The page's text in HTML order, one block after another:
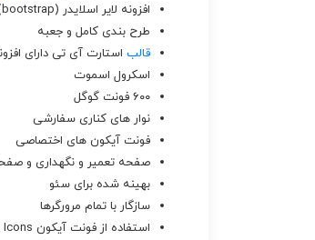
افزونه لایر اسلایدر LayerSlider (bootstrap)
طرح بندی کامل و جعبه
قالب استارت آی تی دارای
اسکرول اسموت
۶۰۰ فونت گوگل
نوار های کناری سفارشی
فونت آیکون های اختصاصی
صفحه تعمیر و نگهداری و
بهینه شده برای سئو
سازگار با تمام مرورگرها
استفاده از فونت آیکون FontAwesome Icons